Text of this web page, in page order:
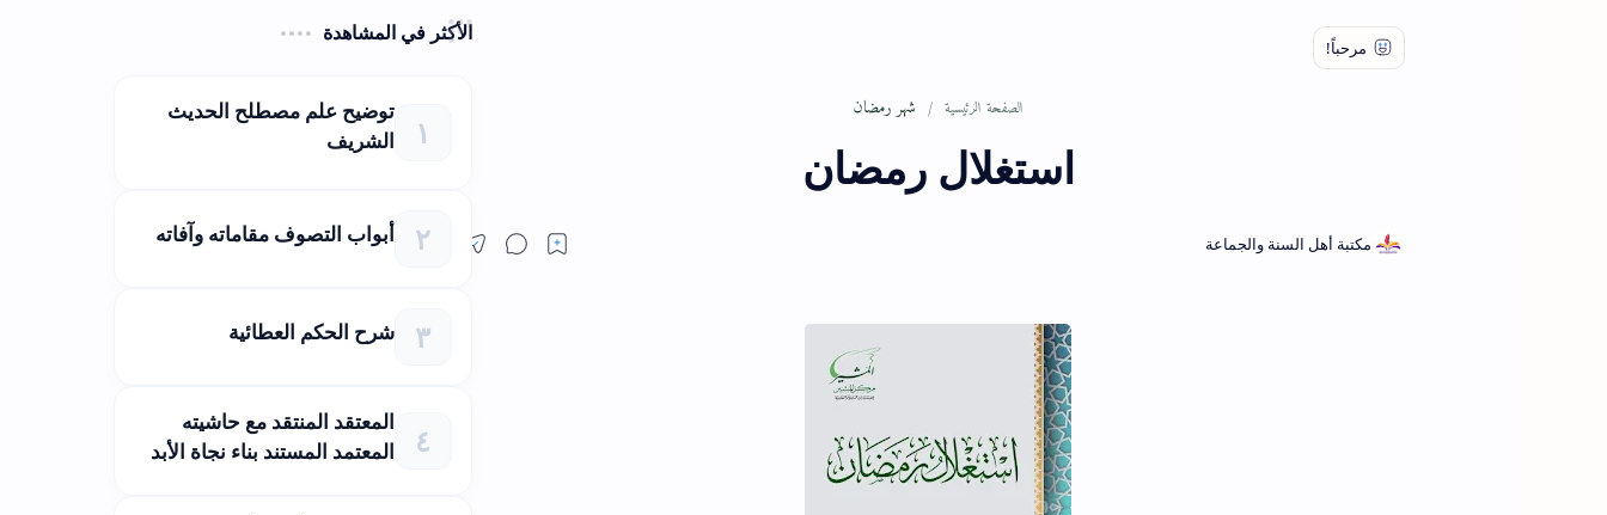
الصفحة الرئيسية شهر رمضان
استغلال رمضان
الأكثر في المشاهدة
توضيح علم مصطلح الحديث
الشريف
أبواب التصوف مقاماته وآفاته
شرح الحكم العطائية
المعتقد المنتقد مع حاشيته
المعتمد المستند بناء نجاة الأبد